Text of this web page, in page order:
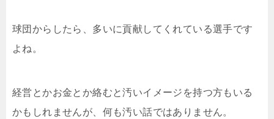
球団からしたら、多いに貢献してくれている選手です
よね。
経営とかお金とか絡むと汚いイメージを持つ方もいる
かもしれませんが、何も汚い話ではありません。